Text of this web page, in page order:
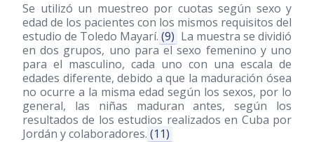
Se utilizó un muestreo por cuotas según sexo y
edad de los pacientes con los mismos requisitos del
estudio de Toledo Mayarí. (9) La muestra se dividió
en dos grupos, uno para el sexo femenino y uno
para el masculino, cada uno con una escala de
edades diferente, debido a que la maduración ósea
no ocurre a la misma edad según los sexos, por lo
general, las niñas maduran antes, según los
resultados de los estudios realizados en Cuba por
Jordán y colaboradores. (11)